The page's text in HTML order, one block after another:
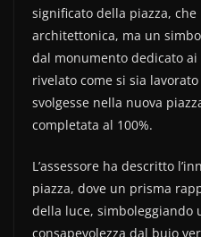
significato della piazza, che
architettonica, ma un
dal monumento dedicato
rivelato come si sia
svolgesse nella nuova
completata al 100%.
L’assessore ha descritto
piazza, dove un prisma
della luce, simboleggiando
consapevolezza dal buio